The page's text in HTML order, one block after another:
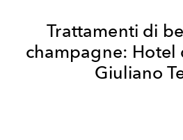
Trattamenti di
champagne: Hotel
Giuliano